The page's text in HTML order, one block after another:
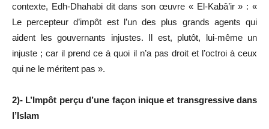
contexte, Edh-Dhahabi dit dans son œuvre « El-Kabâ’ir » : «
Le percepteur d’impôt est l’un des plus grands agents qui
aident les gouvernants injustes. Il est, plutôt, lui-même un
injuste ; car il prend ce à quoi il n’a pas droit et l’octroi à ceux
qui ne le méritent pas ».
2)- L’Impôt perçu d’une façon inique et transgressive dans
l’Islam